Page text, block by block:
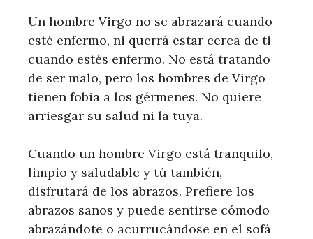
Un hombre Virgo no se abrazará cuando
esté enfermo, ni querrá estar cerca de ti
cuando estés enfermo. No está tratando
de ser malo, pero los hombres de Virgo
tienen fobia a los gérmenes. No quiere
arriesgar su salud ni la tuya.
Cuando un hombre Virgo está tranquilo,
limpio y saludable y tú también,
disfrutará de los abrazos. Prefiere los
abrazos sanos y puede sentirse cómodo
abrazándote o acurrucándose en el sofá